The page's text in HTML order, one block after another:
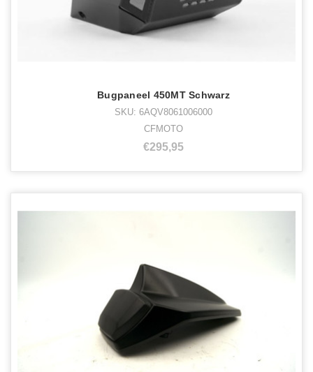
Bugpaneel 450MT Schwarz
SKU: 6AQV8061006000
CFMOTO
€295,95